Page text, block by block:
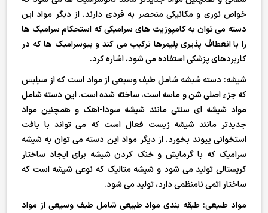
خواص نوری و مکانیکی منحصر به فردی دارند. از دیگر مواد این
دسته می توان به کامپوزیت های سرامیکی که استحکام سرامیک ها
را با انعطاف پذیری پلیمرها ترکیب می کند و بیوسرامیک ها که در
کاربردهای پزشکی استفاده می شود، اشاره کرد.
شیشه: دسته شیشه شامل طیف وسیعی از مواد است که از سیلیس
که جزء اصلی شن و ماسه است، ساخته شده است. این دسته شامل
مواد شیشه ای سنتی مانند شیشه سودا-آهک و همچنین مواد
جدیدتر مانند شیشه زیست فعال است که می تواند با بافت
استخوانی پیوند بخورد. از دیگر مواد این دسته می توان به شیشه
سرامیک که با گرمایش و خنک کردن شیشه برای ایجاد ساختار
کریستالی تولید می شود و شیشه متالیک که نوعی شیشه است که
ساختار اتمی نامنظمی دارد، تولید می شود.
مواد طبیعی: طبقه بندی مواد طبیعی شامل طیف وسیعی از مواد